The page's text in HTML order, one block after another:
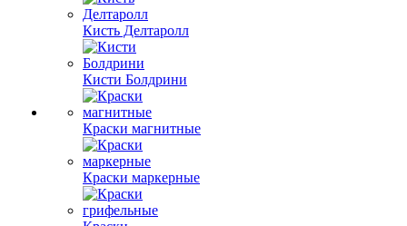
Кисть Делтаролл
Кисти Болдрини
Краски магнитные
Краски маркерные